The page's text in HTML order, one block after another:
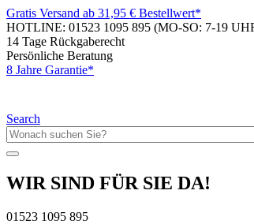
Gratis Versand ab 31,95 € Bestellwert*
HOTLINE: 01523 1095 895 (MO-SO: 7-19
14 Tage Rückgaberecht
Persönliche Beratung
8 Jahre Garantie*
Search
WIR SIND FÜR SIE DA!
01523 1095 895